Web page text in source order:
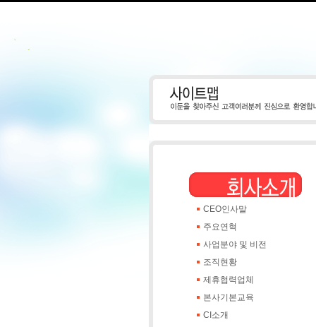
CEO인사말
주요연혁
사업분야 및 비전
조직현황
제휴협력업체
본사기본교육
CI소개